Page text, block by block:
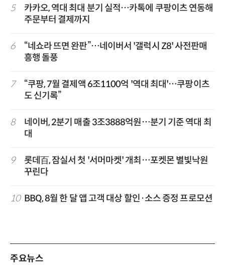
5
카카오, 역대 최대 분기 실적…카톡에 쿠팡이츠 연동해
주문부터 결제까지
6
“네쇼라 뜨면 완판”…네이버서 '갤럭시 Z8' 사전판매
흥행 돌풍
7
“쿠팡, 7월 결제액 6조1100억 '역대 최대'…쿠팡이츠
도 신기록”
8
네이버, 2분기 매출 3조3888억원…분기 기준 역대 최
대
9
롯데百, 잠실서 첫 '서머마켓' 개최…포켓몬 별빛낙원
꾸린다
10 BBQ, 8월 한 달 앱 고객 대상 할인·소스 증정 프로모션
주요뉴스